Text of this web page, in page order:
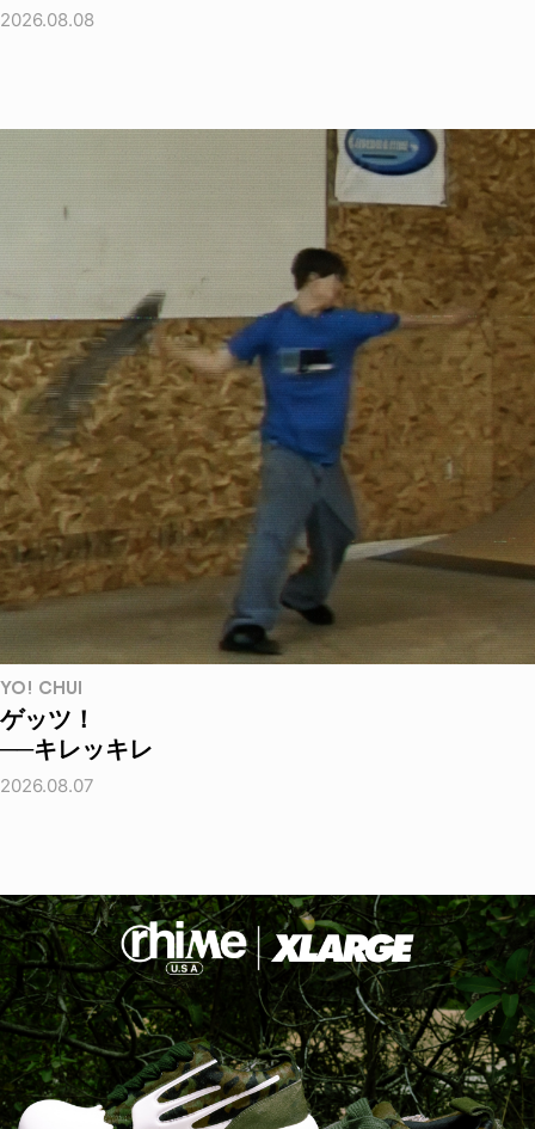
2026.08.08
YO! CHUI
ゲッツ！
──キレッキレ
2026.08.07